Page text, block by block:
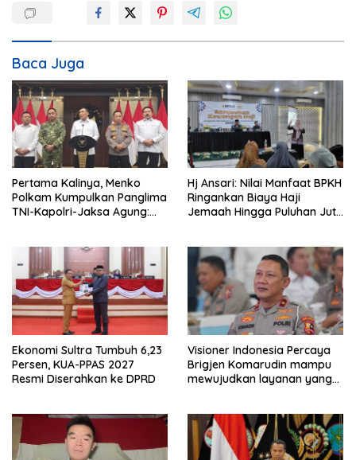
s
i
p
o
s
Baca Juga
Pertama Kalinya, Menko
Polkam Kumpulkan Panglima
TNI-Kapolri-Jaksa Agung:
Hj Ansari: Nilai Manfaat BPKH
Ringankan Biaya Haji
Jemaah Hingga Puluhan Juta
Ekonomi Sultra Tumbuh 6,23
Persen, KUA-PPAS 2027
Resmi Diserahkan ke DPRD
Visioner Indonesia Percaya
Brigjen Komarudin mampu
mewujudkan layanan yang